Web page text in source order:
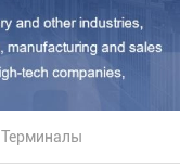
Терминалы